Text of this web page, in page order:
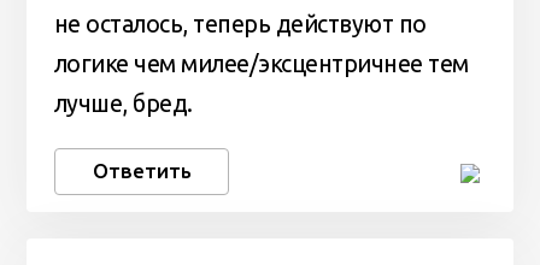
не осталось, теперь действуют по
логике чем милее/эксцентричнее тем
лучше, бред.
Ответить